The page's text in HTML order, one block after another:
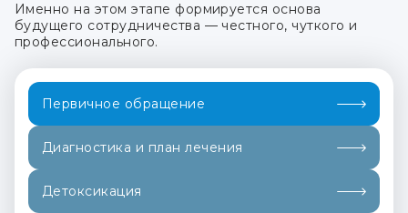
Первичное обращение
Диагностика и план лечения
Детоксикация
Именно на этом этапе формируется основа
будущего сотрудничества — честного, чуткого и
профессионального.